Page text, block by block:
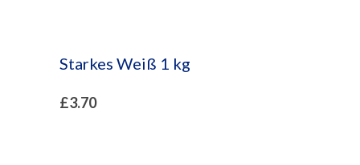
Starkes Weiß 1 kg
£3.70